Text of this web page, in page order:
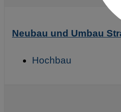
Neubau und Umbau
Hochbau